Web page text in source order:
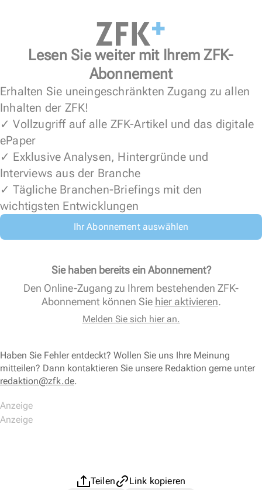
Lesen Sie weiter mit Ihrem ZFK-
Abonnement
Erhalten Sie uneingeschränkten Zugang zu allen
Inhalten der ZFK!
✓ Vollzugriff auf alle ZFK-Artikel und das digitale
ePaper
✓ Exklusive Analysen, Hintergründe und
Interviews aus der Branche
✓ Tägliche Branchen-Briefings mit den
wichtigsten Entwicklungen
Ihr Abonnement auswählen
Sie haben bereits ein Abonnement?
Den Online-Zugang zu Ihrem bestehenden ZFK-
Abonnement können Sie hier aktivieren.
Melden Sie sich hier an.
Haben Sie Fehler entdeckt? Wollen Sie uns Ihre Meinung
mitteilen? Dann kontaktieren Sie unsere Redaktion gerne unter
redaktion@zfk.de.
Teilen
Link kopieren